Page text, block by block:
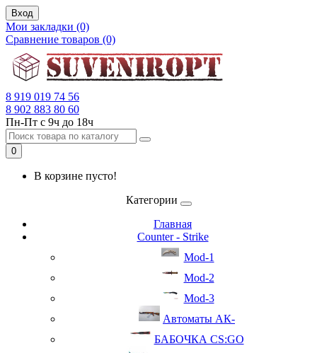
Вход
Мои закладки (0)
Сравнение товаров (0)
8 919 019 74 56
8 902 883 80 60
Пн-Пт с 9ч до 18ч
0
В корзине пусто!
Категории
Главная
Counter - Strike
Mod-1
Mod-2
Mod-3
Автоматы АК-
БАБОЧКА CS:GO